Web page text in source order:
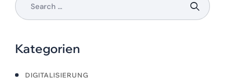
Kategorien
DIGITALISIERUNG